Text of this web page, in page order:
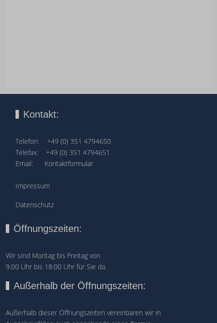
Kontakt:
Telefon: +49 (0) 351 4794650
Telefax: +49 (0) 351 4794651
Email: Kontaktformular
Impressum
Datenschutz
Öffnungszeiten:
Wir sind Montag bis Freitag von
9:00 Uhr bis 18:00 Uhr für Sie da.
Außerhalb der Öffnungszeiten:
Außerhalb dieser Öffnungszeiten vereinbaren wir in